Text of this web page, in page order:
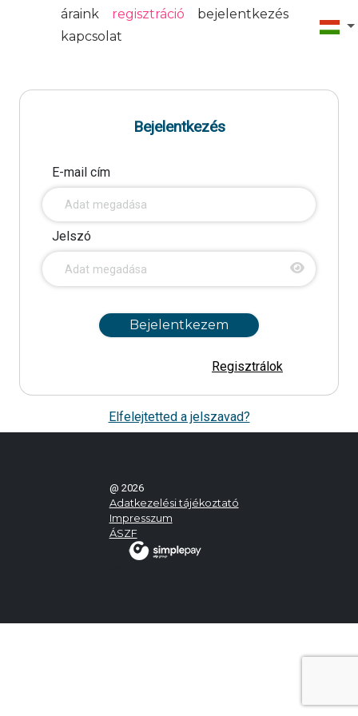
áraink regisztráció
bejelentkezés
kapcsolat
Bejelentkezés
E-mail cím
Jelszó
Bejelentkezem
Regisztrálok
Elfelejtetted a jelszavad?
@ 2026
Adatkezelési tájékoztató
Impresszum
ÁSZF